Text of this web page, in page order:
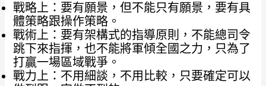
戰略上：要有願景，但不能只有願景，要有具
體策略跟操作策略。
戰術上：要有架構式的指導原則，不能總司令
跳下來指揮，也不能將軍傾全國之力，只為了
打贏一場區域戰爭。
戰力上：不用細談，不用比較，只要確定可以